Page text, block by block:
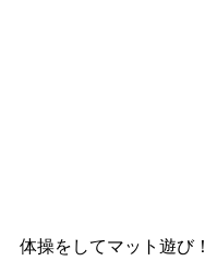
体操をしてマット遊び！